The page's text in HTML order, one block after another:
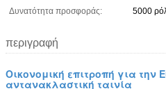
Δυνατότητα προσφοράς:
5000
περιγραφή
Οικονομική επιτροπή για την
αντανακλαστική ταινία